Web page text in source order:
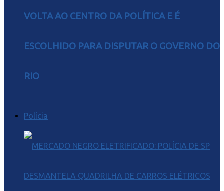
VOLTA AO CENTRO DA POLÍTICA E É
ESCOLHIDO PARA DISPUTAR O GOVERNO DO
RIO
Polícia